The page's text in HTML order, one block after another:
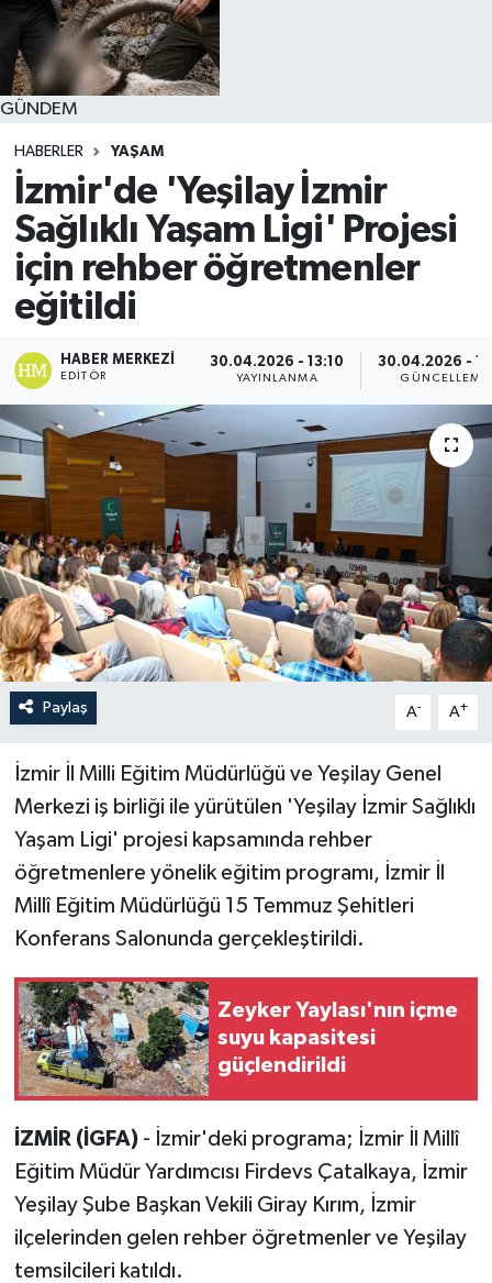
GÜNDEM
HABERLER YAŞAM
İzmir'de 'Yeşilay İzmir
Sağlıklı Yaşam Ligi' Projesi
için rehber öğretmenler
eğitildi
HABER MERKEZI
EDITÖR
30.04.2026 - 13:10
YAYINLANMA
30.04.2026 -
GÜNCELLEME
Paylaş A- A+
İzmir İl Milli Eğitim Müdürlüğü ve Yeşilay Genel
Merkezi iş birliği ile yürütülen 'Yeşilay İzmir Sağlıklı
Yaşam Ligi' projesi kapsamında rehber
öğretmenlere yönelik eğitim programı, İzmir İl
Millî Eğitim Müdürlüğü 15 Temmuz Şehitleri
Konferans Salonunda gerçekleştirildi.
Zeyker Yaylası'nın içme
suyu kapasitesi
güçlendirildi
İZMİR (İGFA)- İzmir'deki programa; İzmir İl Millî
Eğitim Müdür Yardımcısı Firdevs Çatalkaya, İzmir
Yeşilay Şube Başkan Vekili Giray Kırım, İzmir
ilçelerinden gelen rehber öğretmenler ve Yeşilay
temsilcileri katıldı.